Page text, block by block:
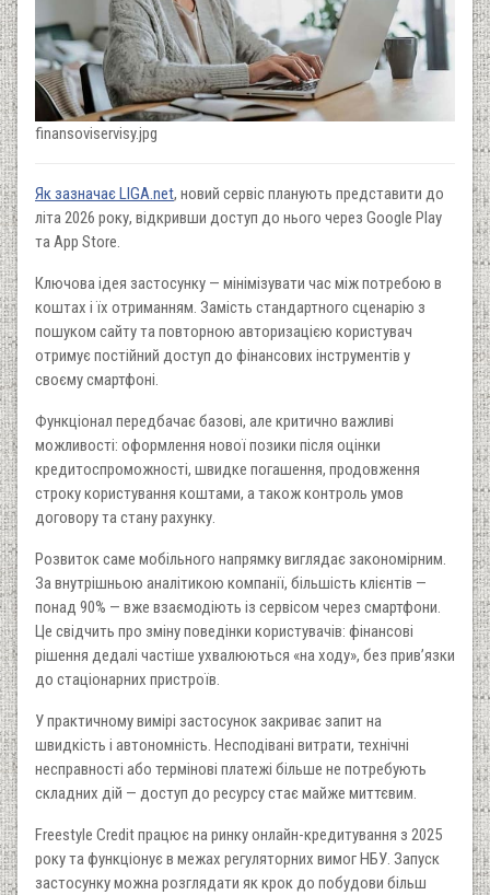
finansoviservisy.jpg
Як зазначає LIGA.net, новий сервіс планують представити до
літа 2026 року, відкривши доступ до нього через Google Play
та App Store.
Ключова ідея застосунку — мінімізувати час між потребою в
коштах і їх отриманням. Замість стандартного сценарію з
пошуком сайту та повторною авторизацією користувач
отримує постійний доступ до фінансових інструментів у
своєму смартфоні.
Функціонал передбачає базові, але критично важливі
можливості: оформлення нової позики після оцінки
кредитоспроможності, швидке погашення, продовження
строку користування коштами, а також контроль умов
договору та стану рахунку.
Розвиток саме мобільного напрямку виглядає закономірним.
За внутрішньою аналітикою компанії, більшість клієнтів —
понад 90% — вже взаємодіють із сервісом через смартфони.
Це свідчить про зміну поведінки користувачів: фінансові
рішення дедалі частіше ухвалюються «на ходу», без прив’язки
до стаціонарних пристроїв.
У практичному вимірі застосунок закриває запит на
швидкість і автономність. Несподівані витрати, технічні
несправності або термінові платежі більше не потребують
складних дій — доступ до ресурсу стає майже миттєвим.
Freestyle Credit працює на ринку онлайн-кредитування з 2025
року та функціонує в межах регуляторних вимог НБУ. Запуск
застосунку можна розглядати як крок до побудови більш